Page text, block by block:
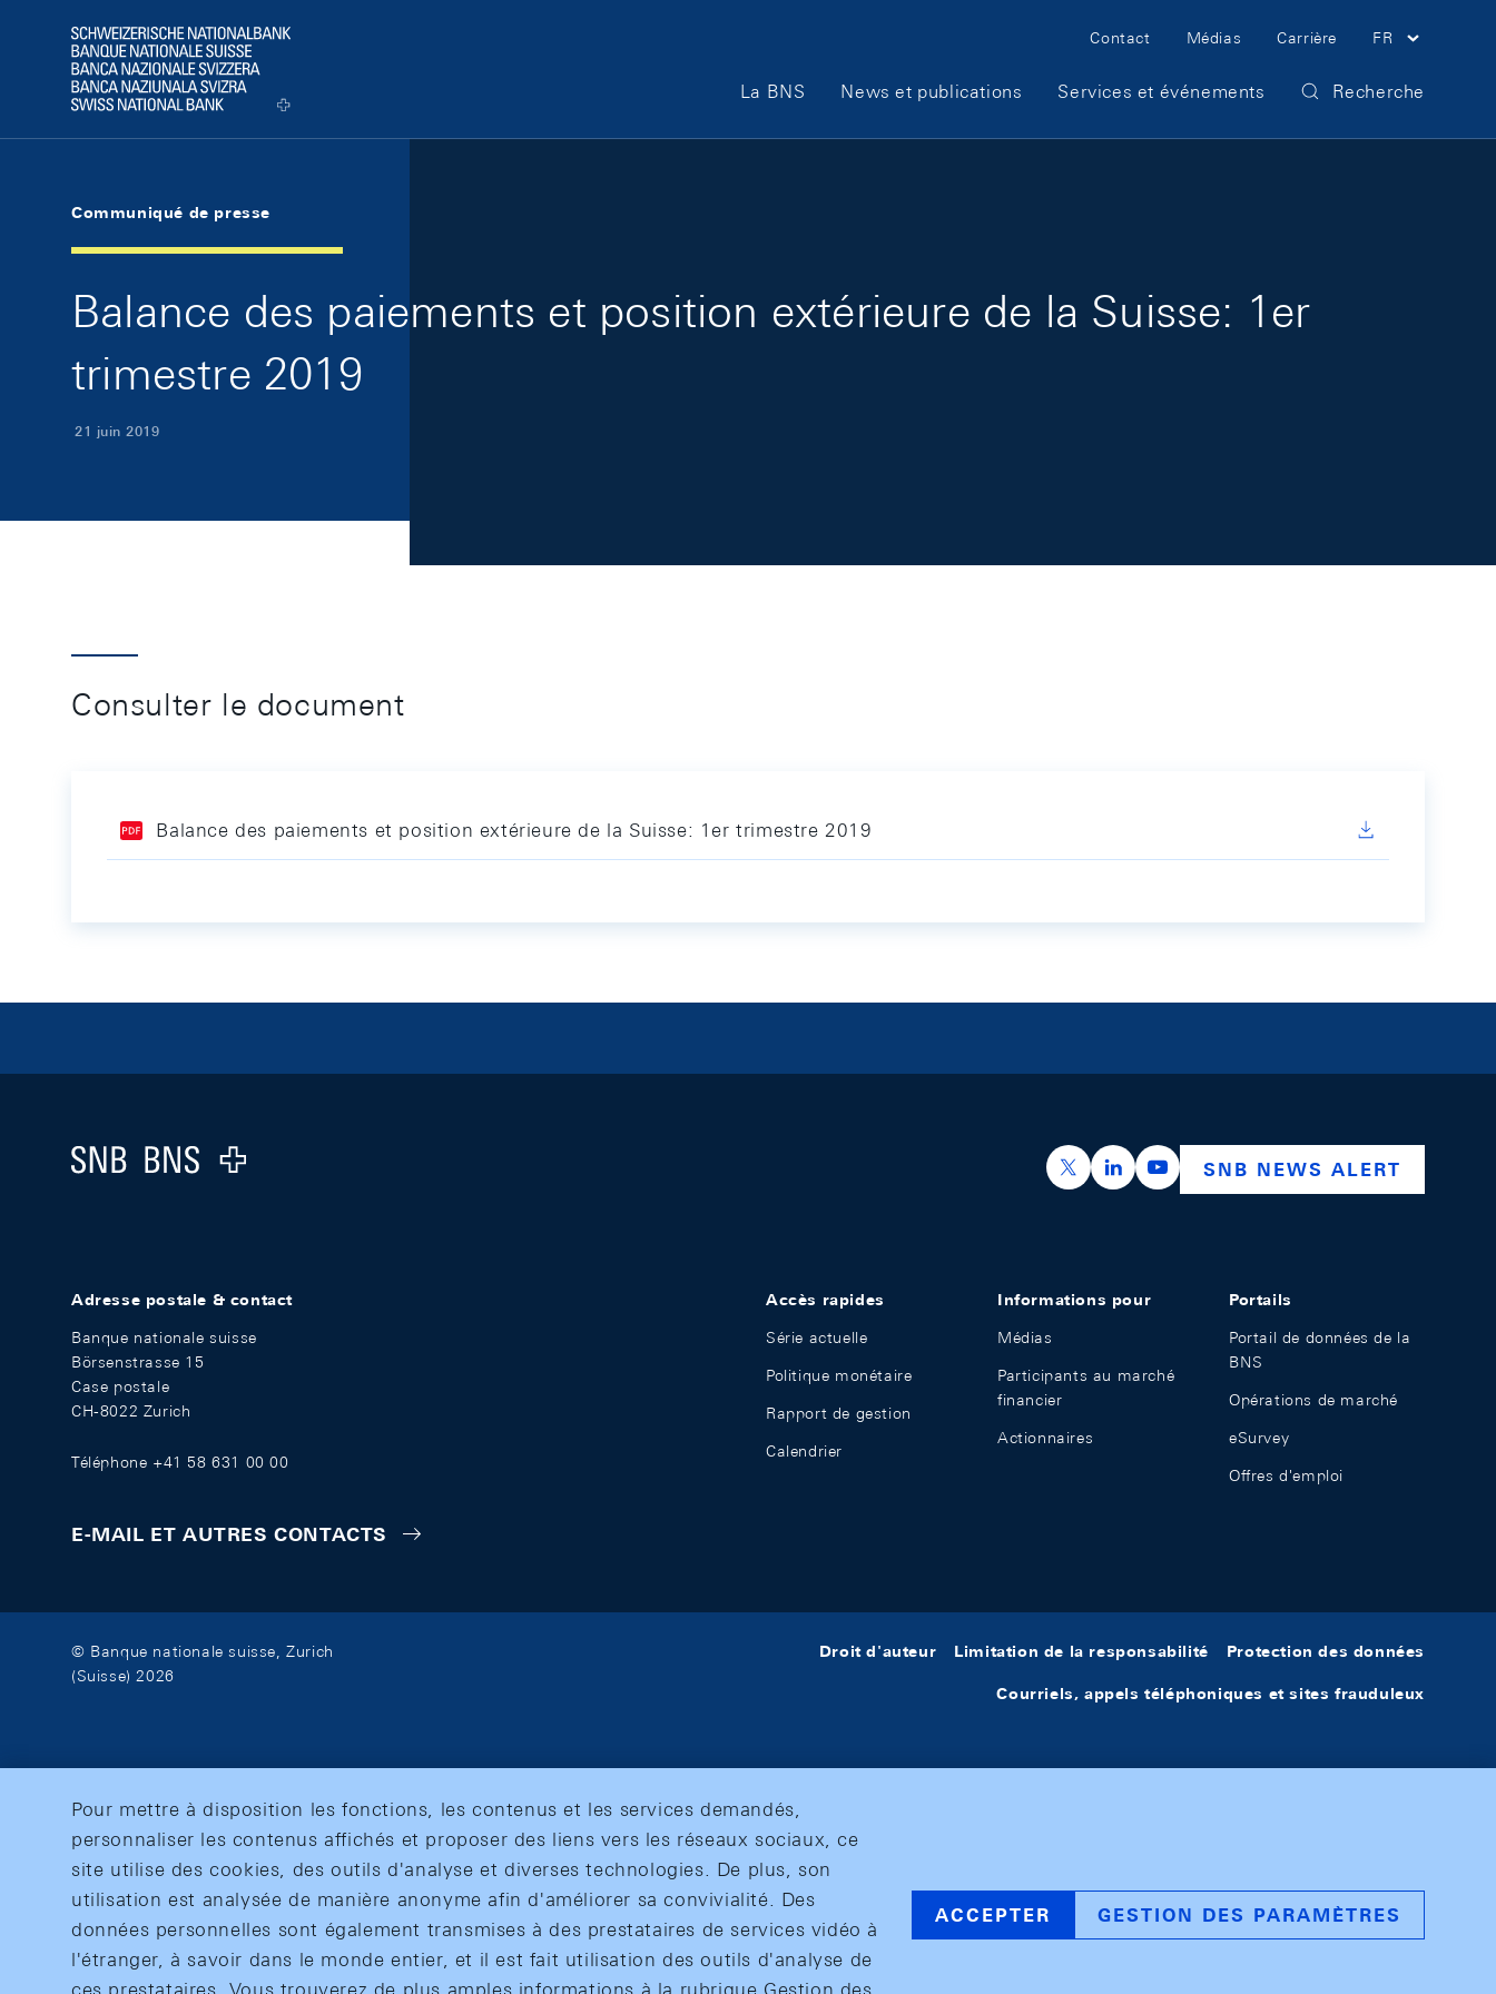
Logo
Meta Navigation
Contact Médias Carrière FR
Main Navigation
La BNS News et publications Services et événements Recherche
Communiqué de presse
Balance des paiements et position extérieure de la Suisse: 1er
trimestre 2019
21 juin 2019
Consulter le document
Balance des paiements et position extérieure de la Suisse: 1er trimestre 2019
Logo
https://x.com/snb_bns
https://ch.linkedin.com/company/swiss-
https://www.youtube.com/
SNB NEWS ALERT
Adresse postale & contact
Banque nationale suisse
Börsenstrasse 15
Case postale
CH-8022 Zurich
Téléphone +41 58 631 00 00
E-MAIL ET AUTRES CONTACTS
Accès rapides
Série actuelle
Politique monétaire
Rapport de gestion
Calendrier
Informations pour
Médias
Participants au marché
financier
Actionnaires
Portails
Portail de données de la
BNS
Opérations de marché
eSurvey
Offres d'emploi
© Banque nationale suisse, Zurich
(Suisse) 2026
Droit d'auteur Limitation de la responsabilité Protection des données
Courriels, appels téléphoniques et sites frauduleux
Pour mettre à disposition les fonctions, les contenus et les services demandés,
personnaliser les contenus affichés et proposer des liens vers les réseaux sociaux, ce
site utilise des cookies, des outils d'analyse et diverses technologies. De plus, son
utilisation est analysée de manière anonyme afin d'améliorer sa convivialité. Des
données personnelles sont également transmises à des prestataires de services vidéo à
l'étranger, à savoir dans le monde entier, et il est fait utilisation des outils d'analyse de
ACCEPTER GESTION DES PARAMÈTRES